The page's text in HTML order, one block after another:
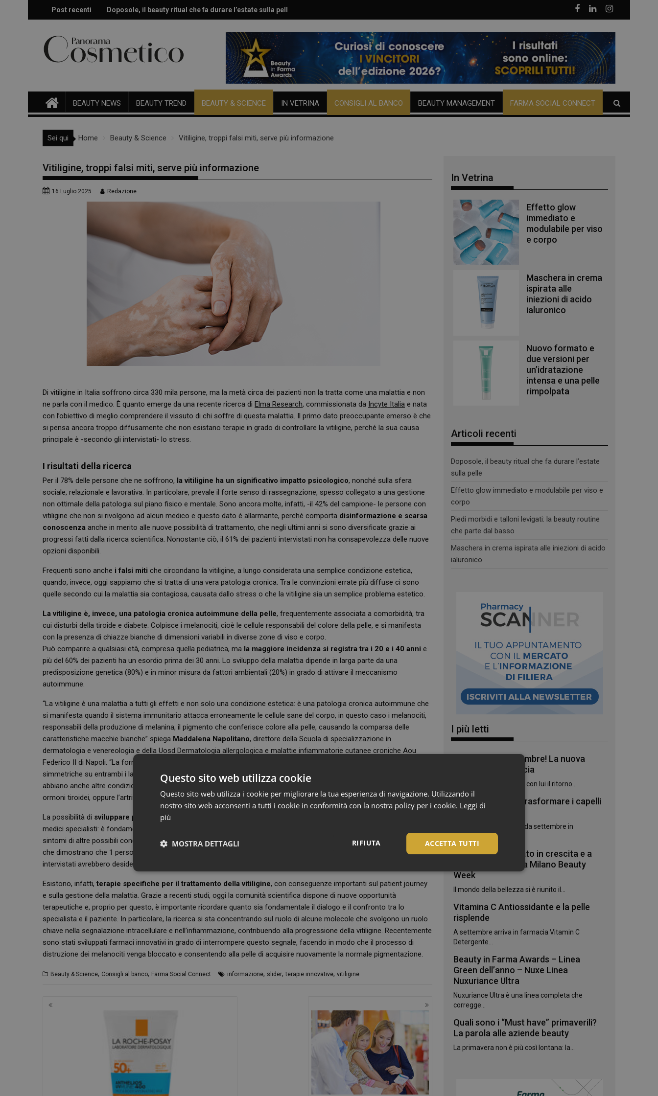
Post recenti Doposole, il beauty ritual che fa durare l’estate sulla pelle
Effetto glow immediato e modulabile per viso e corpo
BEAUTY NEWS BEAUTY TREND BEAUTY & SCIENCE IN VETRINA CONSIGLI AL BANCO BEAUTY MANAGEMENT FARMA SOCIAL CONNECT
Sei qui Home Beauty & Science Vitiligine, troppi falsi miti, serve più informazione
Vitiligine, troppi falsi miti, serve più informazione
16 Luglio 2025 Redazione
Di vitiligine in Italia soffrono circa 330 mila persone, ma la metà circa dei pazienti non la tratta come una malattia e non
ne parla con il medico. È quanto emerge da una recente ricerca di Elma Research, commissionata da Incyte Italia e nata
con l’obiettivo di meglio comprendere il vissuto di chi soffre di questa malattia. Il primo dato preoccupante emerso è che
si pensa ancora troppo diffusamente che non esistano terapie in grado di controllare la vitiligine, perché la sua causa
principale è -secondo gli intervistati- lo stress.
I risultati della ricerca
Per il 78% delle persone che ne soffrono, la vitiligine ha un significativo impatto psicologico, nonché sulla sfera
sociale, relazionale e lavorativa. In particolare, prevale il forte senso di rassegnazione, spesso collegato a una gestione
non ottimale della patologia sul piano fisico e mentale. Sono ancora molte, infatti, -il 42% del campione- le persone con
vitiligine che non si rivolgono ad alcun medico e questo dato è allarmante, perché comporta disinformazione e scarsa
conoscenza anche in merito alle nuove possibilità di trattamento, che negli ultimi anni si sono diversificate grazie ai
progressi fatti dalla ricerca scientifica. Nonostante ciò, il 61% dei pazienti intervistati non ha consapevolezza delle nuove
opzioni disponibili.
Frequenti sono anche i falsi miti che circondano la vitiligine, a lungo considerata una semplice condizione estetica,
quando, invece, oggi sappiamo che si tratta di una vera patologia cronica. Tra le convinzioni errate più diffuse ci sono
quelle secondo cui la malattia sia contagiosa, causata dallo stress o che la vitiligine sia un semplice problema estetico.
La vitiligine è, invece, una patologia cronica autoimmune della pelle, frequentemente associata a comorbidità, tra
cui disturbi della tiroide e diabete. Colpisce i melanociti, cioè le cellule responsabili del colore della pelle, e si manifesta
con la presenza di chiazze bianche di dimensioni variabili in diverse zone di viso e corpo.
Può comparire a qualsiasi età, compresa quella pediatrica, ma la maggiore incidenza si registra tra i 20 e i 40 anni e
più del 60% dei pazienti ha un esordio prima dei 30 anni. Lo sviluppo della malattia dipende in larga parte da una
predisposizione genetica (80%) e in minor misura da fattori ambientali (20%) in grado di attivare il meccanismo
autoimmune.
“La vitiligine è una malattia a tutti gli effetti e non solo una condizione estetica: è una patologia cronica autoimmune che
si manifesta quando il sistema immunitario attacca erroneamente le cellule sane del corpo, in questo caso i melanociti,
responsabili della produzione di melanina, il pigmento che conferisce colore alla pelle, causando la comparsa delle
caratteristiche macchie bianche” spiega Maddalena Napolitano, direttore della Scuola di specializzazione in
dermatologia e venereologia e della Uosd Dermatologia allergologica e malattie infiammatorie cutanee croniche Aou
Federico II di Napoli. “La forma più comune è la vitiligine non-segmentale (Nsv), caratterizzata da decolorazioni bianche
simmetriche su entrambi i lati del corpo, il cui sviluppo è lento e imprevedibile. Non è raro che i pazienti con vitiligine
abbiano anche altre condizioni autoimmuni, come l’ipotiroidismo, una patologia per cui la tiroide non produce sufficienti
ormoni tiroidei, oppure l’artrite reumatoide, una malattia infiammatoria che colpisce le articolazioni”.
La possibilità di sviluppare più patologie concomitanti
medici specialisti: è fondamentale che i pazienti con vitiligine siano seguiti per tenere sotto controllo eventuali segni e
sintomi di altre possibili condizioni mediche presenti. Questo si scontra con i dati emersi dalla ricerca di Elma Research,
che dimostrano che 1 persona su 3 si sente per nulla o poco informata in merito alla vitiligine e che i tre quarti degli
intervistati avrebbero desiderio di approfondire come gestire al meglio la propria condizione con uno specialista.
Esistono, infatti, terapie specifiche per il trattamento della vitiligine, con conseguenze importanti sul patient journey
e sulla gestione della malattia. Grazie a recenti studi, oggi la comunità scientifica dispone di nuove opportunità
terapeutiche e, proprio per questo, è importante ricordare quanto sia fondamentale il dialogo e il confronto tra lo
specialista e il paziente. In particolare, la ricerca si sta concentrando sul ruolo di alcune molecole che svolgono un ruolo
chiave nella segnalazione intracellulare e nell’infiammazione, contribuendo alla progressione della vitiligine. Recentemente
sono stati sviluppati farmaci innovativi in grado di interrompere questo segnale, facendo in modo che il processo di
distruzione dei melanociti venga bloccato e consentendo alla pelle di acquisire nuovamente la normale pigmentazione.
Beauty & Science, Consigli al banco, Farma Social Connect informazione, slider,terapie innovative, vitiligine
Navigazione
In Vetrina
Effetto glow
immediato e
modulabile per viso
e corpo
Maschera in crema
ispirata alle
iniezioni di acido
ialuronico
Nuovo formato e
due versioni per
un’idratazione
intensa e una pelle
rimpolpata
Articoli recenti
Doposole, il beauty ritual che fa durare l’estate
sulla pelle
Effetto glow immediato e modulabile per viso e
corpo
Piedi morbidi e talloni levigati: la beauty routine
che parte dal basso
Maschera in crema ispirata alle iniezioni di acido
ialuronico
I più letti
Bentornato, settembre! La nuova
stagione in farmacia
Settembre è arrivato, e con lui il ritorno...
7 oli botanici per trasformare i capelli
danneggiati
Due novità Phyto Paris da settembre in
Cosmetica: mercato in crescita e a
settembre torna la Milano Beauty
Week
Il mondo della bellezza si è riunito il...
Vitamina C Antiossidante e la pelle
risplende
A settembre arriva in farmacia Vitamin C
Detergente...
Beauty in Farma Awards – Linea
Green dell’anno – Nuxe Linea
Nuxuriance Ultra
Nuxuriance Ultra è una linea completa che
corregge...
Quali sono i “Must have” primaverili?
La parola alle aziende beauty
La primavera non è più così lontana: la...
Questo sito web utilizza cookie
Questo sito web utilizza i cookie per migliorare la tua esperienza di navigazione. Utilizzando il
nostro sito web acconsenti a tutti i cookie in conformità con la nostra policy per i cookie. Leggi di
più
ACCETTA TUTTI
RIFIUTA
MOSTRA DETTAGLI
Necessari
Necessari
I cookie necessari contribuiscono a rendere fruibile il sito web abilitandone funzionalità di base quali la navigazione sulle pagine
Cookie generato da applicazioni basate sul linguaggio
PHP. Si tratta di un identificatore generico utilizzato per
mantenere le variabili di sessione utente. Normalmente
è un numero generato in modo casuale, il modo in cui
viene utilizzato può essere specifico per il sito, ma un
buon esempio è mantenere uno stato di accesso per un
utente tra le pagine.
Questo nome di cookie è associato a Google Universal
Analytics, che è un aggiornamento significativo del
servizio di analisi più comunemente utilizzato da
Google. Questo cookie viene utilizzato per distinguere
utenti unici assegnando un numero generato in modo
casuale come identificatore del cliente. È incluso in ogni
richiesta di pagina in un sito e utilizzato per calcolare i